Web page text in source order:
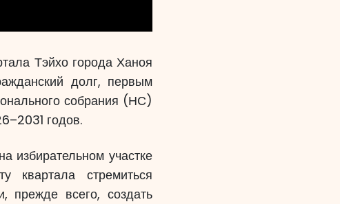
Тэйхо города Ханоя
долг, первым
собрания (НС)
годов.
избирательном участке
квартала стремиться
прежде всего, создать